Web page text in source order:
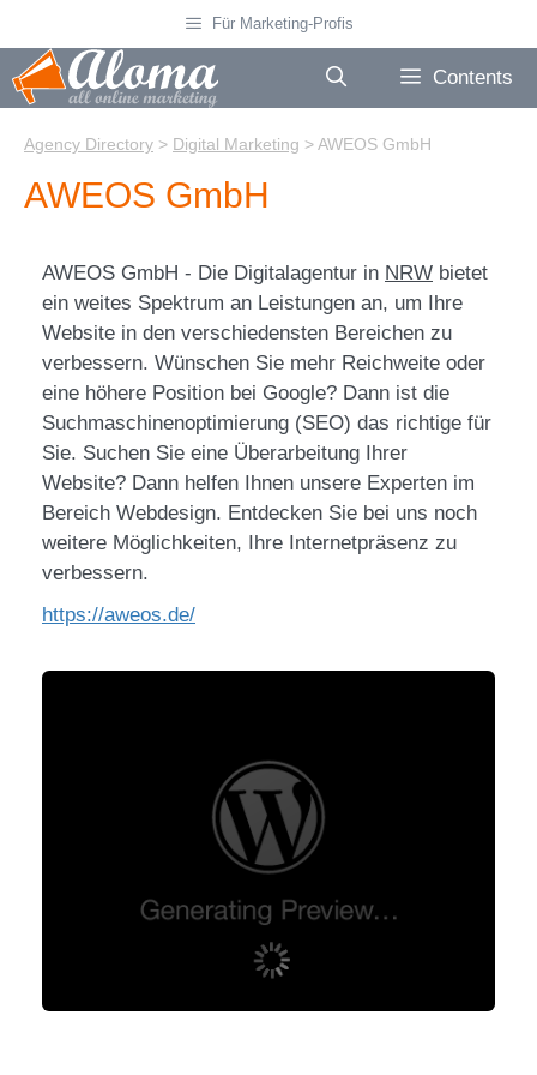
to
content
Für Marketing-Profis
Contents
Agency Directory > Digital Marketing >AWEOS GmbH
AWEOS GmbH
AWEOS GmbH - Die Digitalagentur in NRW bietet
ein weites Spektrum an Leistungen an, um Ihre
Website in den verschiedensten Bereichen zu
verbessern. Wünschen Sie mehr Reichweite oder
eine höhere Position bei Google? Dann ist die
Suchmaschinenoptimierung (SEO) das richtige für
Sie. Suchen Sie eine Überarbeitung Ihrer
Website? Dann helfen Ihnen unsere Experten im
Bereich Webdesign. Entdecken Sie bei uns noch
weitere Möglichkeiten, Ihre Internetpräsenz zu
verbessern.
https://aweos.de/